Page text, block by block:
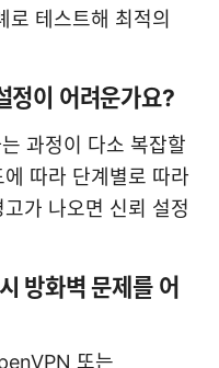
로 테스트해 최적의
이 어려운가요?
과정이 다소 복잡할
따라 단계별로 따라
가 나오면 신뢰 설정
방화벽 문제를 어
또는